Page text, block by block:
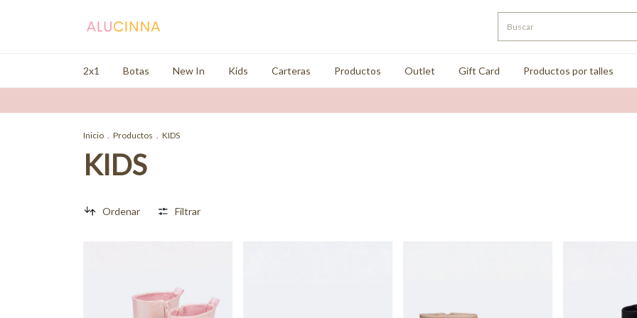
2x1 Botas New In Kids Carteras Productos Outlet Gift Card Productos por talles
2x1 en 3
Inicio . Productos . KIDS
KIDS
Ordenar Filtrar